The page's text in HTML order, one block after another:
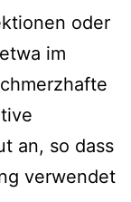
oder
im
an, so dass
verwendet